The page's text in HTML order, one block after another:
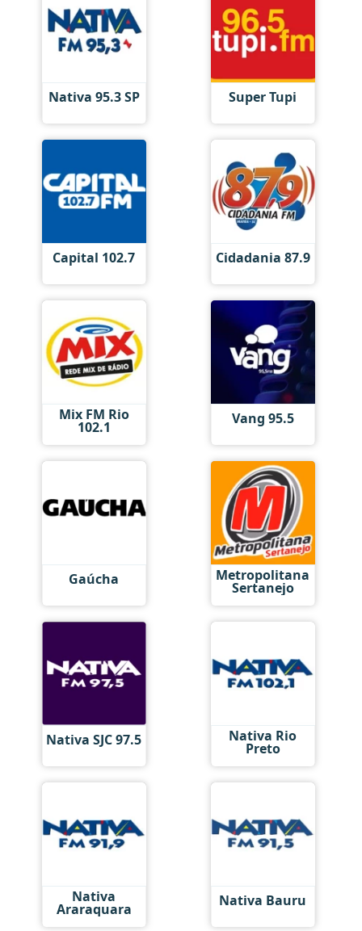
Nativa 95.3 SP Super Tupi
Capital 102.7 Cidadania 87.9
Mix FM Rio
102.1 Vang 95.5
Gaúcha Metropolitana
Sertanejo
Nativa SJC 97.5 Nativa Rio
Preto
Nativa
Araraquara Nativa Bauru